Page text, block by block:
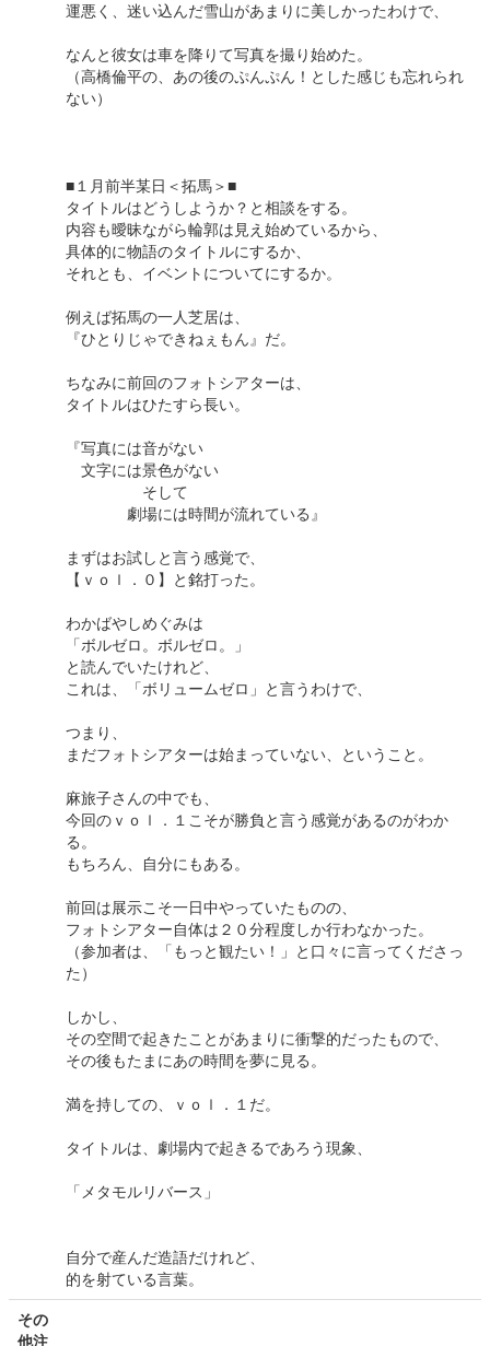
運悪く、迷い込んだ雪山があまりに美しかったわけで、
なんと彼女は車を降りて写真を撮り始めた。
（高橋倫平の、あの後のぷんぷん！とした感じも忘れられ
ない）
■１月前半某日＜拓馬＞■
タイトルはどうしようか？と相談をする。
内容も曖昧ながら輪郭は見え始めているから、
具体的に物語のタイトルにするか、
それとも、イベントについてにするか。
例えば拓馬の一人芝居は、
『ひとりじゃできねぇもん』だ。
ちなみに前回のフォトシアターは、
タイトルはひたすら長い。
『写真には音がない
文字には景色がない
そして
劇場には時間が流れている』
まずはお試しと言う感覚で、
【ｖｏｌ．０】と銘打った。
わかばやしめぐみは
「ボルゼロ。ボルゼロ。」
と読んでいたけれど、
これは、「ボリュームゼロ」と言うわけで、
つまり、
まだフォトシアターは始まっていない、ということ。
麻旅子さんの中でも、
今回のｖｏｌ．１こそが勝負と言う感覚があるのがわか
る。
もちろん、自分にもある。
前回は展示こそ一日中やっていたものの、
フォトシアター自体は２０分程度しか行わなかった。
（参加者は、「もっと観たい！」と口々に言ってくださっ
た）
しかし、
その空間で起きたことがあまりに衝撃的だったもので、
その後もたまにあの時間を夢に見る。
満を持しての、ｖｏｌ．１だ。
タイトルは、劇場内で起きるであろう現象、
「メタモルリバース」
自分で産んだ造語だけれど、
的を射ている言葉。
その
他注